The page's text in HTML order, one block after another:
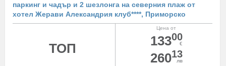
паркинг и чадър и 2 шезлонга на северния плаж от
хотел Жерави Александрия клуб****, Приморско
Цена от
13300
€
26013
лв
ТОП